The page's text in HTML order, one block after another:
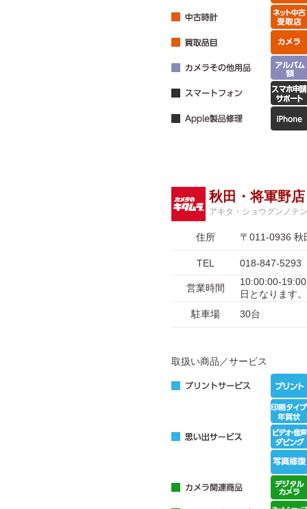
秋田・将軍野店
アキタ・ショウグンノテン
住所 〒011-0936 秋
TEL 018-847-5293
営業時間
10:00:00-
日となります。
駐車場
30台
取扱い商品／サービス